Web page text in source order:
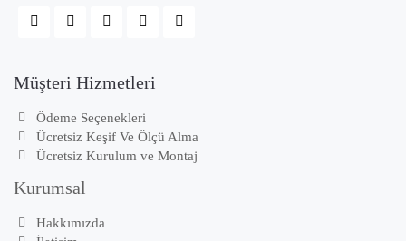
Müşteri Hizmetleri
Ödeme Seçenekleri
Ücretsiz Keşif Ve Ölçü Alma
Ücretsiz Kurulum ve Montaj
Kurumsal
Hakkımızda